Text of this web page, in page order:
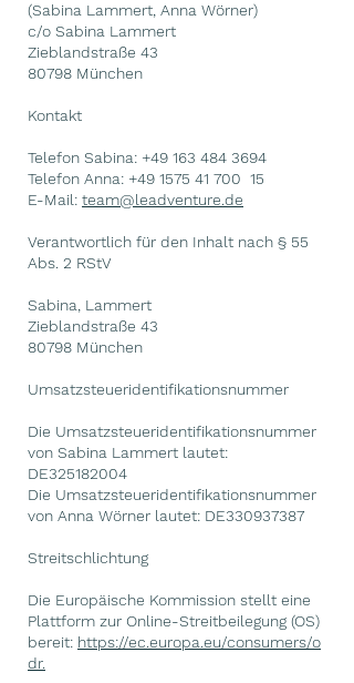
(Sabina Lammert, Anna Wörner)
c/o Sabina Lammert
Zieblandstraße 43
80798 München
Kontakt
Telefon Sabina: +49 163 484 3694
Telefon Anna: +49 1575 41 700 15
E-Mail: team@leadventure.de
Verantwortlich für den Inhalt nach § 55
Abs. 2 RStV
Sabina, Lammert
Zieblandstraße 43
80798 München
Umsatzsteueridentifikationsnummer
Die Umsatzsteueridentifikationsnummer
von Sabina Lammert lautet:
DE325182004
Die Umsatzsteueridentifikationsnummer
von Anna Wörner lautet: DE330937387
Streitschlichtung
Die Europäische Kommission stellt eine
Plattform zur Online-Streitbeilegung (OS)
bereit: https://ec.europa.eu/consumers/o
dr.